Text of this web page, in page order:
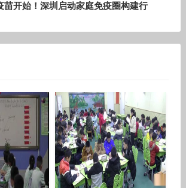
苗开始！深圳启动家庭免疫圈构建行